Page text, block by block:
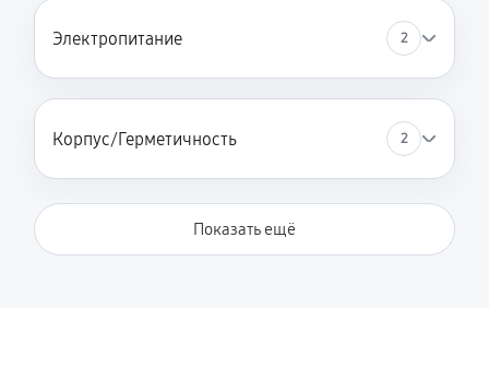
Электропитание 2
Корпус/Герметичность 2
Показать ещё